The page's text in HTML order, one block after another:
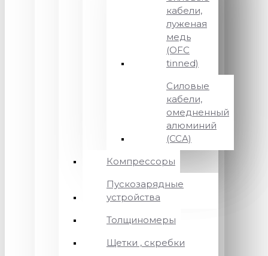
кабели,
луженая
медь
(OFC
tinned)
Силовые
кабели,
омедненный
алюминий
(CCA)
Компрессоры
Пускозарядные
устройства
Толщиномеры
Щетки , скребки